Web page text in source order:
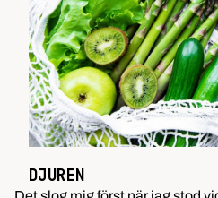
DJUREN